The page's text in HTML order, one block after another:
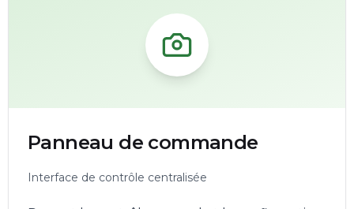
Panneau de commande
Interface de contrôle centralisée